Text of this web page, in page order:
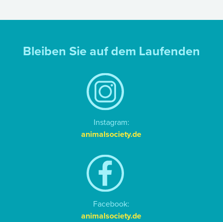
Bleiben Sie auf dem Laufenden
Instagram:
animalsociety.de
Facebook:
animalsociety.de